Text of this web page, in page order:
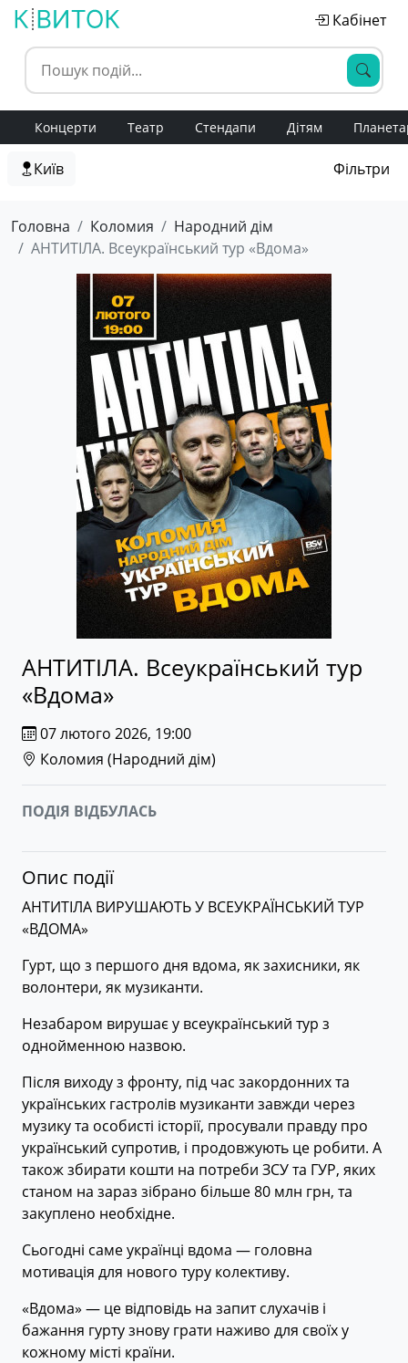
Кабінет
Концерти Театр Стендапи Дітям
Київ Фільтри
Головна Коломия
Народний дім
АНТИТІЛА. Всеукраїнський тур «Вдома»
АНТИТІЛА. Всеукраїнський тур
«Вдома»
07 лютого 2026, 19:00
Коломия (Народний дім)
ПОДІЯ ВІДБУЛАСЬ
Опис події
АНТИТІЛА ВИРУШАЮТЬ У ВСЕУКРАЇНСЬКИЙ ТУР
«ВДОМА»
Гурт, що з першого дня вдома, як захисники, як
волонтери, як музиканти.
Незабаром вирушає у всеукраїнський тур з
однойменною назвою.
Після виходу з фронту, під час закордонних та
українських гастролів музиканти завжди через
музику та особисті історії, просували правду про
український супротив, і продовжують це робити. А
також збирати кошти на потреби ЗСУ та ГУР, яких
станом на зараз зібрано більше 80 млн грн, та
закуплено необхідне.
Сьогодні саме українці вдома — головна
мотивація для нового туру колективу.
«Вдома» — це відповідь на запит слухачів і
бажання гурту знову грати наживо для своїх у
кожному місті країни.